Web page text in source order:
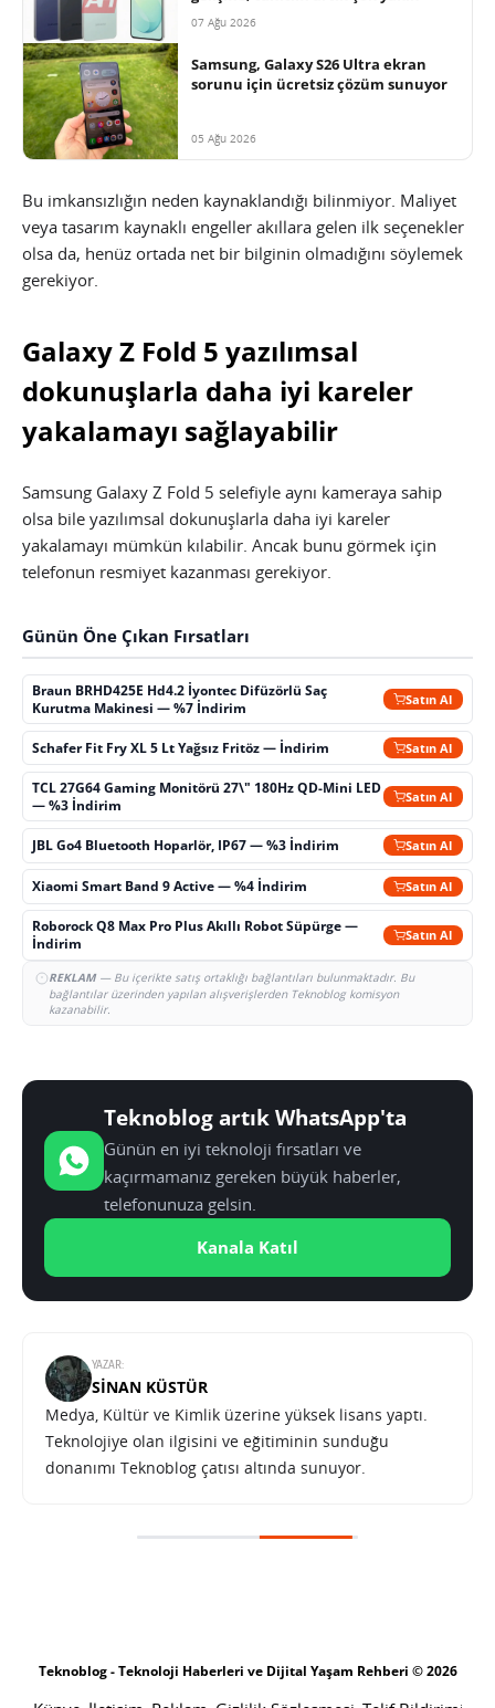
07 Ağu 2026
Samsung, Galaxy S26 Ultra ekran
sorunu için ücretsiz çözüm sunuyor
05 Ağu 2026
Bu imkansızlığın neden kaynaklandığı bilinmiyor. Maliyet
veya tasarım kaynaklı engeller akıllara gelen ilk seçenekler
olsa da, henüz ortada net bir bilginin olmadığını söylemek
gerekiyor.
Galaxy Z Fold 5 yazılımsal
dokunuşlarla daha iyi kareler
yakalamayı sağlayabilir
Samsung Galaxy Z Fold 5 selefiyle aynı kameraya sahip
olsa bile yazılımsal dokunuşlarla daha iyi kareler
yakalamayı mümkün kılabilir. Ancak bunu görmek için
telefonun resmiyet kazanması gerekiyor.
Günün Öne Çıkan Fırsatları
Braun BRHD425E Hd4.2 İyontec Difüzörlü Saç
Kurutma Makinesi — %7 İndirim
Satın Al
Schafer Fit Fry XL 5 Lt Yağsız Fritöz — İndirim Satın Al
TCL 27G64 Gaming Monitörü 27\" 180Hz QD-Mini LED
— %3 İndirim
Satın Al
JBL Go4 Bluetooth Hoparlör, IP67 — %3 İndirim Satın Al
Xiaomi Smart Band 9 Active — %4 İndirim Satın Al
Roborock Q8 Max Pro Plus Akıllı Robot Süpürge —
İndirim
Satın Al
REKLAM— Bu içerikte satış ortaklığı bağlantıları bulunmaktadır. Bu
bağlantılar üzerinden yapılan alışverişlerden Teknoblog komisyon
kazanabilir.
Teknoblog artık WhatsApp'ta
Günün en iyi teknoloji fırsatları ve
kaçırmamanız gereken büyük haberler,
telefonunuza gelsin.
Kanala Katıl
YAZAR:
SINAN KÜSTÜR
Medya, Kültür ve Kimlik üzerine yüksek lisans yaptı.
Teknolojiye olan ilgisini ve eğitiminin sunduğu
donanımı Teknoblog çatısı altında sunuyor.
özellikleri yeni sızıntıyla görüldü